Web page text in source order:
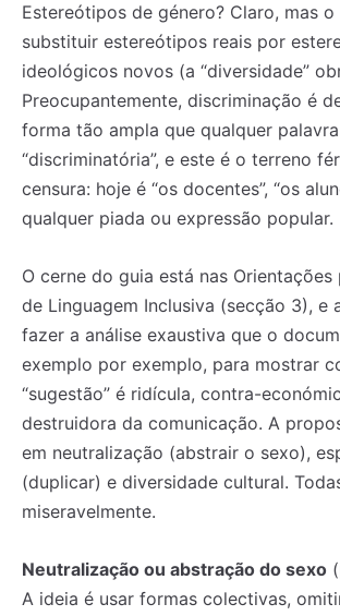
Estereótipos de género? Claro, mas
substituir estereótipos reais por
ideológicos novos (a “diversidade”
Preocupantemente, discriminação é
forma tão ampla que qualquer
“discriminatória”, e este é o terreno
censura: hoje é “os docentes”, “os
qualquer piada ou expressão popular.
O cerne do guia está nas
de Linguagem Inclusiva (secção 3), e
fazer a análise exaustiva que o
exemplo por exemplo, para mostrar
“sugestão” é ridícula, contra-
destruidora da comunicação. A
em neutralização (abstrair o sexo),
(duplicar) e diversidade cultural.
miseravelmente.
Neutralização ou abstração do sexo
A ideia é usar formas colectivas,